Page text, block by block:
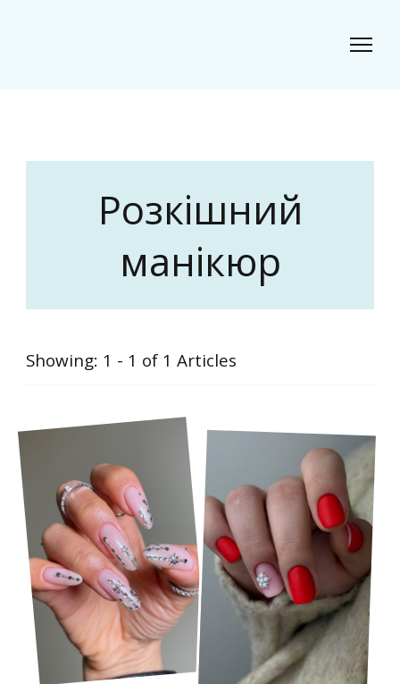
Розкішний
манікюр
Showing: 1 - 1 of 1 Articles